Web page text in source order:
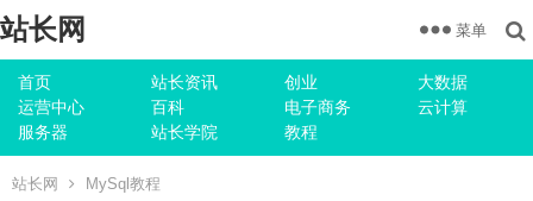
站长网
首页 站长资讯 创业
大数据
运营中心
百科 电子商务
云计算
服务器
站长学院 教程
菜单
站长网 MySql教程